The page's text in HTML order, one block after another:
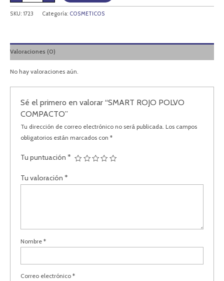
SKU: 1723 Categoría: COSMETICOS
Valoraciones (0)
No hay valoraciones aún.
Sé el primero en valorar “SMART ROJO POLVO
COMPACTO”
Tu dirección de correo electrónico no será publicada. Los campos
obligatorios están marcados con*
Tu puntuación*
Tu valoración*
Nombre*
Correo electrónico*